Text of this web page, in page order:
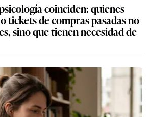
coinciden: quienes
tickets de compras pasadas no
sino que tienen necesidad de